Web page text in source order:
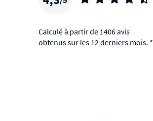
Calculé à partir de 1406 avis
obtenus sur les 12 derniers mois. *